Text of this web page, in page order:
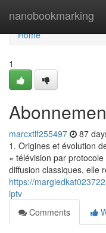
nanobookmarking
Home
Home
1
marcxtlf255497 87
1. Origines et évolution
« télévision par
diffusion classiques, elle
https://
iptv
Comments